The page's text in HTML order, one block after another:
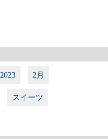
2023 2月
スイーツ